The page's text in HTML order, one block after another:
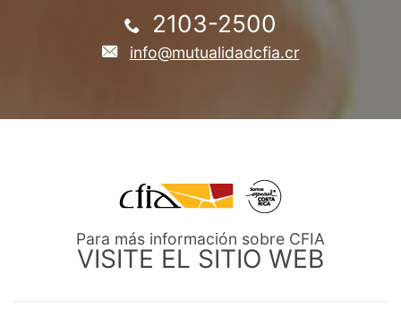
2103-2500
info@mutualidadcfia.cr
Para más información sobre CFIA
VISITE EL SITIO WEB